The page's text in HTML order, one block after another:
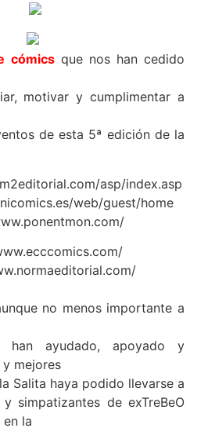
cómicsque nos han cedido
motivar y cumplimentar a
de esta 5ª edición de la
no menos importante a
han ayudado, apoyado y
mejores
Salita haya podido llevarse a
simpatizantes de exTreBeO
la